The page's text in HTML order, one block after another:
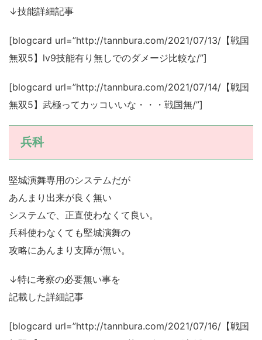
↓技能詳細記事
[blogcard url=”http://tannbura.com/2021/07/13/【戦国
無双5】lv9技能有り無しでのダメージ比較な/”]
[blogcard url=”http://tannbura.com/2021/07/14/【戦国
無双5】武極ってカッコいいな・・・戦国無/”]
兵科
堅城演舞専用のシステムだが
あんまり出来が良く無い
システムで、正直使わなくて良い。
兵科使わなくても堅城演舞の
攻略にあんまり支障が無い。
↓特に考察の必要無い事を
記載した詳細記事
[blogcard url=”http://tannbura.com/2021/07/16/【戦国